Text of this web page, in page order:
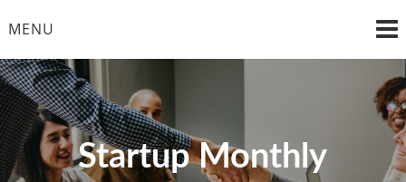
toMENU
Startup Monthly